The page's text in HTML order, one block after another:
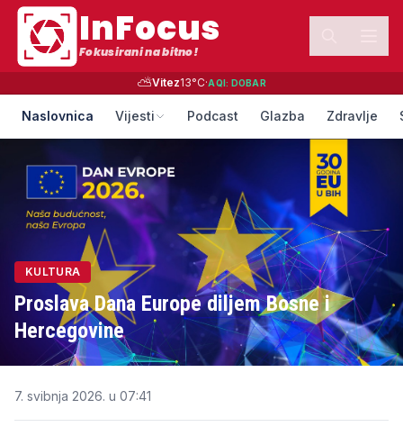
InFocus
Fokusirani na bitno!
⛅Vitez13°C·AQI: DOBAR
Naslovnica Vijesti Podcast Glazba Zdravlje
KULTURA
Proslava Dana Europe diljem Bosne i
Hercegovine
7. svibnja 2026. u 07:41